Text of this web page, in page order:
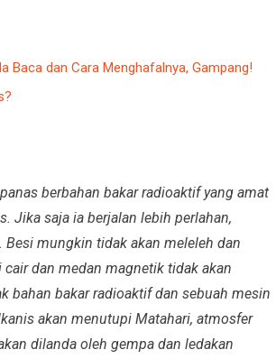
Baca dan Cara Menghafalnya, Gampang!
berbahan bakar radioaktif yang amat
Jika saja ia berjalan lebih perlahan,
mungkin tidak akan meleleh dan
dan medan magnetik tidak akan
bahan bakar radioaktif dan sebuah mesin
akan menutupi Matahari, atmosfer
dilanda oleh gempa dan ledakan